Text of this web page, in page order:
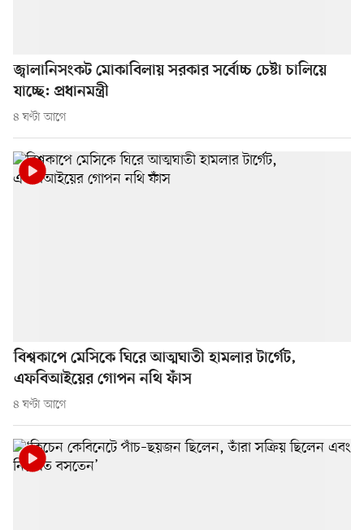
জ্বালানিসংকট মোকাবিলায় সরকার সর্বোচ্চ চেষ্টা চালিয়ে
যাচ্ছে: প্রধানমন্ত্রী
৪ ঘণ্টা আগে
বিশ্বকাপে মেসিকে ঘিরে আত্মঘাতী হামলার টার্গেট,
এফবিআইয়ের গোপন নথি ফাঁস
৪ ঘণ্টা আগে